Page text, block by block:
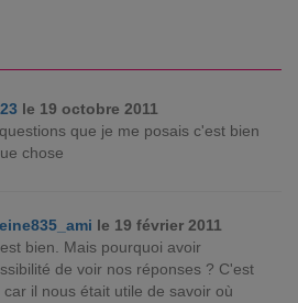
le 19 octobre 2011
que je me posais c'est bien
chose
le 19 février 2011
bien. Mais pourquoi avoir
de voir nos réponses ? C'est
il nous était utile de savoir où